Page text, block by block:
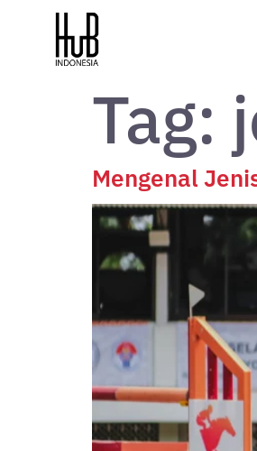
Tag:
Mengenal